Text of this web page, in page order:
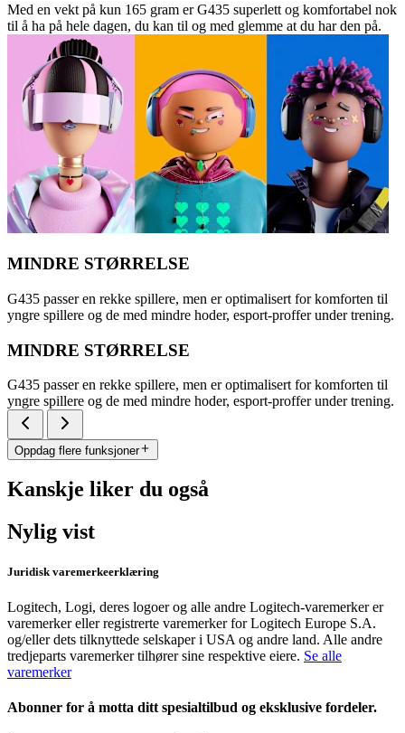
Med en vekt på kun 165 gram er G435 superlett og komfortabel nok
til å ha på hele dagen, du kan til og med glemme at du har den på.
MINDRE STØRRELSE
G435 passer en rekke spillere, men er optimalisert for komforten til
yngre spillere og de med mindre hoder, esport-proffer under trening.
MINDRE STØRRELSE
G435 passer en rekke spillere, men er optimalisert for komforten til
yngre spillere og de med mindre hoder, esport-proffer under trening.
Oppdag flere funksjoner
Kanskje liker du også
Nylig vist
Juridisk varemerkeerklæring
Logitech, Logi, deres logoer og alle andre Logitech-varemerker er
varemerker eller registrerte varemerker for Logitech Europe S.A.
og/eller dets tilknyttede selskaper i USA og andre land. Alle andre
tredjeparts varemerker tilhører sine respektive eiere. Se alle
varemerker
Abonner for å motta ditt spesialtilbud og eksklusive fordeler.